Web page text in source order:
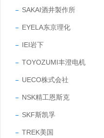
SAKAI酒井製作所
EYELA东京理化
IEI岩下
TOYOZUMI丰澄电机
UECO株式会社
NSK精工恩斯克
SKF斯凯孚
TREK美国